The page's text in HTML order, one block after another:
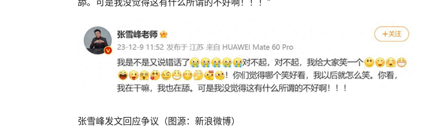
张雪峰发文回应争议（图源：新浪微博）